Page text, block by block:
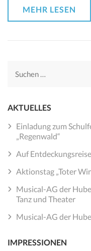
MEHR LESEN
Suchen
AKTUELLES
Einladung zum
„Regenwald“
Auf
Aktionstag „Toter
Musical-AG der
Tanz und Theater
Musical-AG der
IMPRESSIONEN